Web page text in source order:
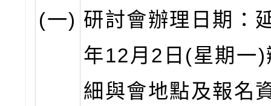
(一) 研討會辦理日期：
年12月2日(星期一
細與會地點及報名